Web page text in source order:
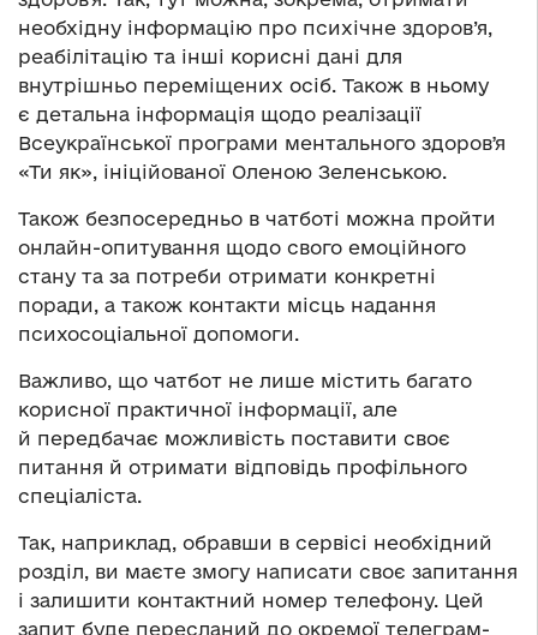
необхідну інформацію про психічне здоров’я,
реабілітацію та інші корисні дані для
внутрішньо переміщених осіб. Також в ньому
є детальна інформація щодо реалізації
Всеукраїнської програми ментального здоровʼя
«Ти як», ініційованої Оленою Зеленською.
Також безпосередньо в чатботі можна пройти
онлайн-опитування щодо свого емоційного
стану та за потреби отримати конкретні
поради, а також контакти місць надання
психосоціальної допомоги.
Важливо, що чатбот не лише містить багато
корисної практичної інформації, але
й передбачає можливість поставити своє
питання й отримати відповідь профільного
спеціаліста.
Так, наприклад, обравши в сервісі необхідний
розділ, ви маєте змогу написати своє запитання
і залишити контактний номер телефону. Цей
запит буде пересланий до окремої телеграм-